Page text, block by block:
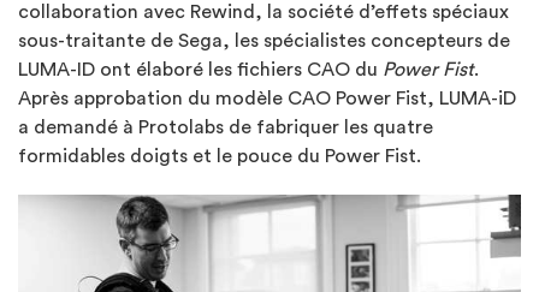
collaboration avec Rewind, la société d’effets spéciaux
sous-traitante de Sega, les spécialistes concepteurs de
LUMA-ID ont élaboré les fichiers CAO du Power Fist.
Après approbation du modèle CAO Power Fist, LUMA-iD
a demandé à Protolabs de fabriquer les quatre
formidables doigts et le pouce du Power Fist.